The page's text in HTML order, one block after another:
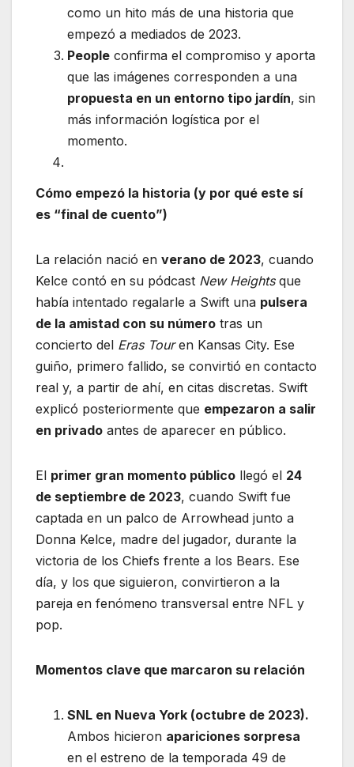
como un hito más de una historia que
empezó a mediados de 2023.
People confirma el compromiso y aporta
que las imágenes corresponden a una
propuesta en un entorno tipo jardín, sin
más información logística por el
momento.
Cómo empezó la historia (y por qué este sí
es “final de cuento”)
La relación nació en verano de 2023, cuando
Kelce contó en su pódcast New Heightsque
había intentado regalarle a Swift una pulsera
de la amistad con su número tras un
concierto del Eras Touren Kansas City. Ese
guiño, primero fallido, se convirtió en contacto
real y, a partir de ahí, en citas discretas. Swift
explicó posteriormente que empezaron a salir
en privado antes de aparecer en público.
El primer gran momento público llegó el 24
de septiembre de 2023, cuando Swift fue
captada en un palco de Arrowhead junto a
Donna Kelce, madre del jugador, durante la
victoria de los Chiefs frente a los Bears. Ese
día, y los que siguieron, convirtieron a la
pareja en fenómeno transversal entre NFL y
pop.
Momentos clave que marcaron su relación
SNL en Nueva York (octubre de 2023).
Ambos hicieron apariciones sorpresa
en el estreno de la temporada 49 de